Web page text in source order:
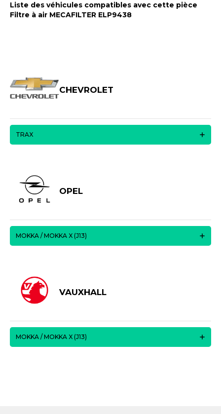
Liste des véhicules compatibles avec cette pièce
Filtre à air MECAFILTER ELP9438
CHEVROLET
TRAX
OPEL
MOKKA / MOKKA X (J13)
VAUXHALL
MOKKA / MOKKA X (J13)